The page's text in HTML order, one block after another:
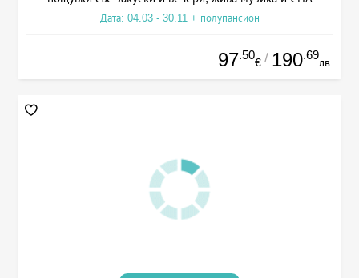
Дата: 04.03 - 30.11 + полупансион
97.50
€ / 190.69
лв.